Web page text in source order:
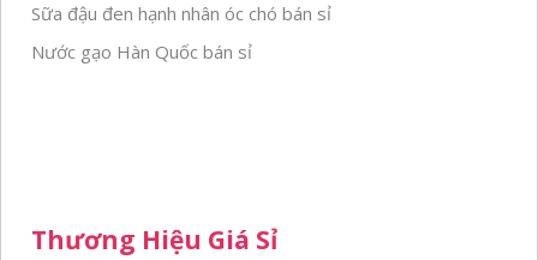
Sữa đậu đen hạnh nhân óc chó bán sỉ
Nước gạo Hàn Quốc bán sỉ
Thương Hiệu Giá Sỉ